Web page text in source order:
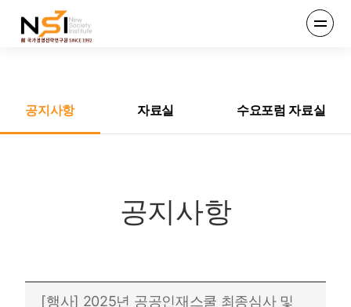
엔에스아이
공지사항 자료실 수요포럼 자료실
공지사항
[행사] 2025년 공공인재스쿨 최종심사 및